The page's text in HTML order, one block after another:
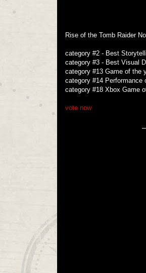
Rise of the Tomb Raider
category #2 - Best
category #3 - Best Visual
category #13 Game of the
category #14 Performance
category #18 Xbox Game
vote now